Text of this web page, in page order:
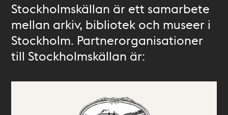
Stockholmskällan är ett samarbete
mellan arkiv, bibliotek och museer i
Stockholm. Partnerorganisationer
till Stockholmskällan är: